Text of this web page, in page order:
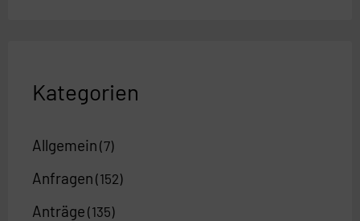
Kategorien
Allgemein (7)
Anfragen (152)
Anträge (135)